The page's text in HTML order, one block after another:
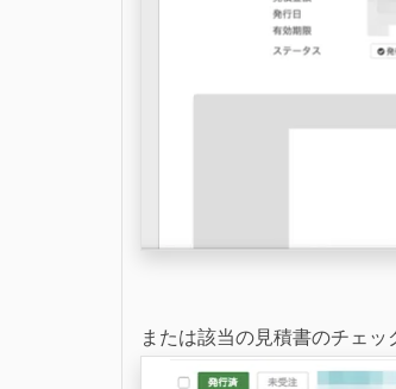
または該当の見積書のチェ